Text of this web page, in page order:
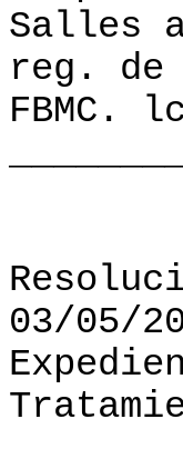
Salles
reg. de
FBMC. lc
03/05/